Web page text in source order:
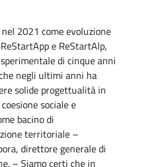
2021 come evoluzione
e ReStartAlp,
di cinque anni
negli ultimi anni ha
solide progettualità in
sociale e
bacino di
territoriale –
direttore generale di
– Siamo certi che in